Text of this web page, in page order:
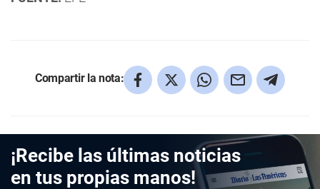
Compartir la nota:
¡Recibe las últimas noticias
en tus propias manos!